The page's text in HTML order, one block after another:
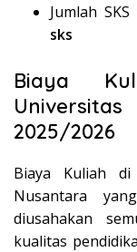
Jumlah
sks
Biaya
2025/2026
Biaya Kuliah di
Nusantara
diusahakan
kualitas